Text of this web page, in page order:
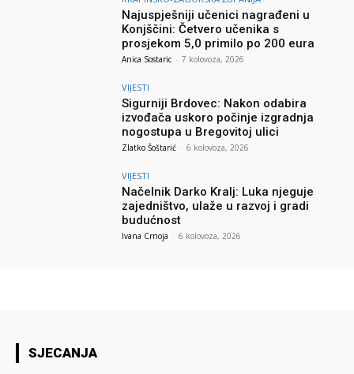
Najuspješniji učenici nagrađeni u
Konjščini: Četvero učenika s
prosjekom 5,0 primilo po 200 eura
Anica Sostaric - 7 kolovoza, 2026
VIJESTI
Sigurniji Brdovec: Nakon odabira
izvođača uskoro počinje izgradnja
nogostupa u Bregovitoj ulici
Zlatko Šoštarić - 6 kolovoza, 2026
VIJESTI
Načelnik Darko Kralj: Luka njeguje
zajedništvo, ulaže u razvoj i gradi
budućnost
Ivana Crnoja - 6 kolovoza, 2026
SJECANJA